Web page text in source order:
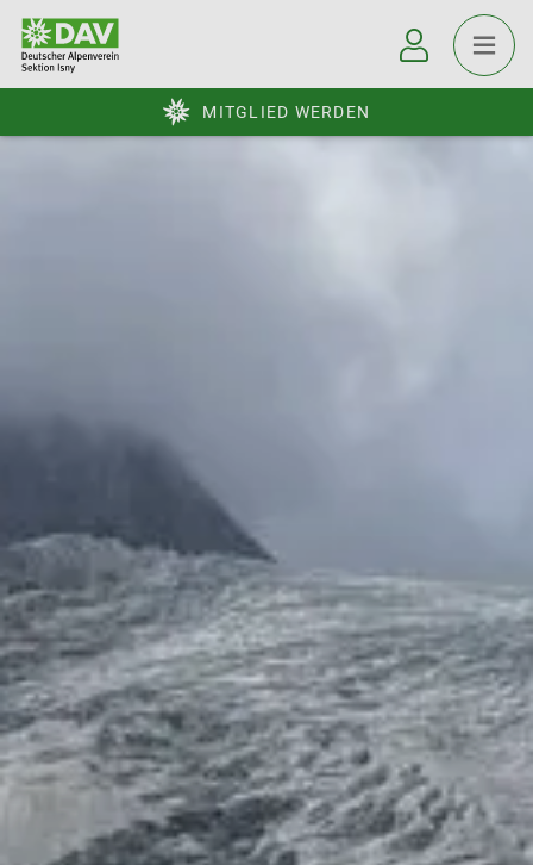
MITGLIED WERDEN